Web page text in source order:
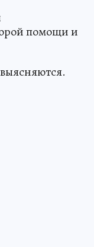
помощи и